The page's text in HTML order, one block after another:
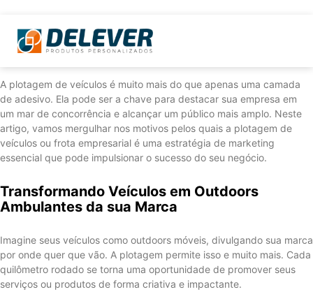
A plotagem de veículos é muito mais do que apenas uma camada
de adesivo. Ela pode ser a chave para destacar sua empresa em
um mar de concorrência e alcançar um público mais amplo. Neste
artigo, vamos mergulhar nos motivos pelos quais a plotagem de
veículos ou frota empresarial é uma estratégia de marketing
essencial que pode impulsionar o sucesso do seu negócio.
Transformando Veículos em Outdoors
Ambulantes da sua Marca
Imagine seus veículos como outdoors móveis, divulgando sua marca
por onde quer que vão. A plotagem permite isso e muito mais. Cada
quilômetro rodado se torna uma oportunidade de promover seus
serviços ou produtos de forma criativa e impactante.